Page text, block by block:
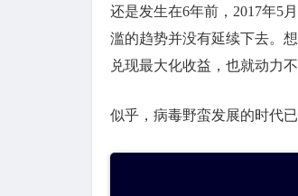
还是发生在6年前，2017年5
滥的趋势并没有延续下去。
兑现最大化收益，也就动力不
似乎，病毒野蛮发展的时代